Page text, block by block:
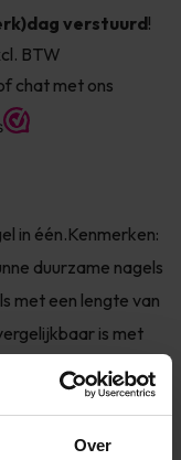
Over
verstuurd!
BTW
chat met ons
in één.Kenmerken:
duurzame nagels
met een lengte van
is met
voor het repareren
D...